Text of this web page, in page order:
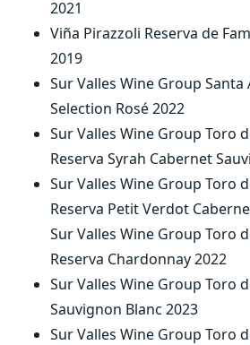
2021
Viña Pirazzoli Reserva de
2019
Sur Valles Wine Group
Selection Rosé 2022
Sur Valles Wine Group Toro
Reserva Syrah Cabernet
Sur Valles Wine Group Toro
Reserva Petit Verdot
Sur Valles Wine Group Toro
Reserva Chardonnay 2022
Sur Valles Wine Group Toro
Sauvignon Blanc 2023
Sur Valles Wine Group Toro